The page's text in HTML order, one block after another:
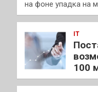
на фоне упадка на
IT
100